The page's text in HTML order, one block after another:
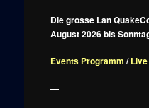
Die grosse Lan
August 2026 bis
Events Programm /
—